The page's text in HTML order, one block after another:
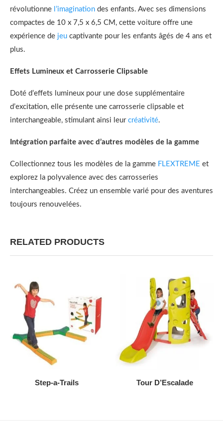
révolutionne l’imagination des enfants. Avec ses dimensions
compactes de 10 x 7,5 x 6,5 CM, cette voiture offre une
expérience de jeu captivante pour les enfants âgés de 4 ans et
plus.
Effets Lumineux et Carrosserie Clipsable
Doté d’effets lumineux pour une dose supplémentaire
d’excitation, elle présente une carrosserie clipsable et
interchangeable, stimulant ainsi leur créativité.
Intégration parfaite avec d’autres modèles de la gamme
Collectionnez tous les modèles de la gamme FLEXTREME et
explorez la polyvalence avec des carrosseries
interchangeables. Créez un ensemble varié pour des aventures
toujours renouvelées.
RELATED PRODUCTS
AJOUTER AU DEVIS
Step-a-Trails AJOUTER AU DEVIS
Tour D’Escalade